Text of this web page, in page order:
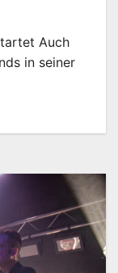
Auch
in seiner